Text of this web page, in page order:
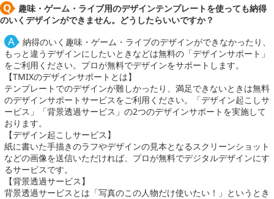
趣味・ゲーム・ライブ用のデザインテンプレートを使っても納得
のいくデザインができません。どうしたらいいですか？
納得のいく趣味・ゲーム・ライブのデザインができなかったり、
もっと違うデザインにしたいときなどは無料の「デザインサポート」
をご利用ください。プロが無料でデザインをサポートします。
【TMIXのデザインサポートとは】
テンプレートでのデザインが難しかったり、満足できないときは無料
のデザインサポートサービスをご利用ください。「デザイン起こしサ
ービス」「背景透過サービス」の2つのデザインサポートを実施して
おります。
【デザイン起こしサービス】
紙に書いた手描きのラフやデザインの見本となるスクリーンショット
などの画像を送信いただければ、プロが無料でデジタルデザインにす
るサービスです。
【背景透過サービス】
背景透過サービスとは「写真のこの人物だけ使いたい！」というとき